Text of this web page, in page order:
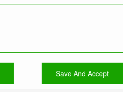
Save And Accept